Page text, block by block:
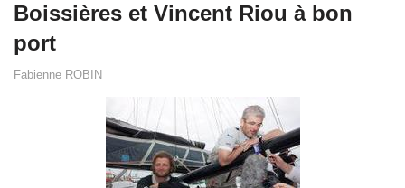
Boissières et Vincent Riou à bon
port
Fabienne ROBIN